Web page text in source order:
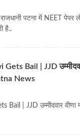
पटना में NEET पेपर
है..
Bail | JJD
News
| JJD उम्मीदवार वीणा